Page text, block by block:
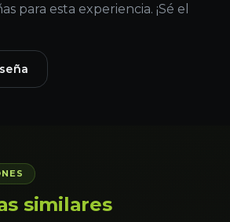
para esta experiencia. ¡Sé el
similares